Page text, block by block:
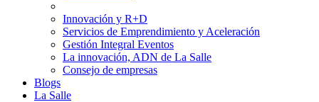
Innovación y R+D
Servicios de Emprendimiento y Aceleración
Gestión Integral Eventos
La innovación, ADN de La Salle
Consejo de empresas
Blogs
La Salle